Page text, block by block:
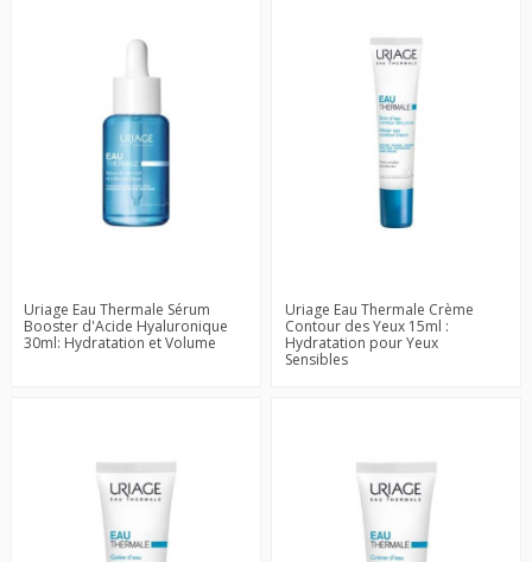
Uriage Eau Thermale Sérum
Booster d'Acide Hyaluronique
30ml: Hydratation et Volume
Uriage Eau Thermale Crème
Contour des Yeux 15ml :
Hydratation pour Yeux
Sensibles